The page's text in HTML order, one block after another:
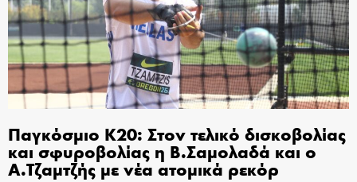
Παγκόσμιο Κ20: Στον τελικό δισκοβολίας
και σφυροβολίας η Β.Σαμολαδά και ο
Α.Τζαμτζής με νέα ατομικά ρεκόρ